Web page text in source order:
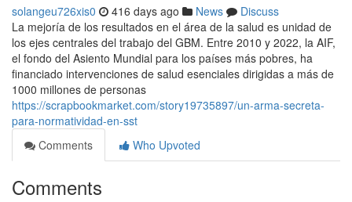
solangeu726xis0 416 days ago News
Discuss
La mejoría de los resultados en el área de la salud es unidad de
los ejes centrales del trabajo del GBM. Entre 2010 y 2022, la AIF,
el fondo del Asiento Mundial para los países más pobres, ha
financiado intervenciones de salud esenciales dirigidas a más de
1000 millones de personas
https://scrapbookmarket.com/story19735897/un-arma-secreta-
para-normatividad-en-sst
Comments
Who Upvoted
Comments